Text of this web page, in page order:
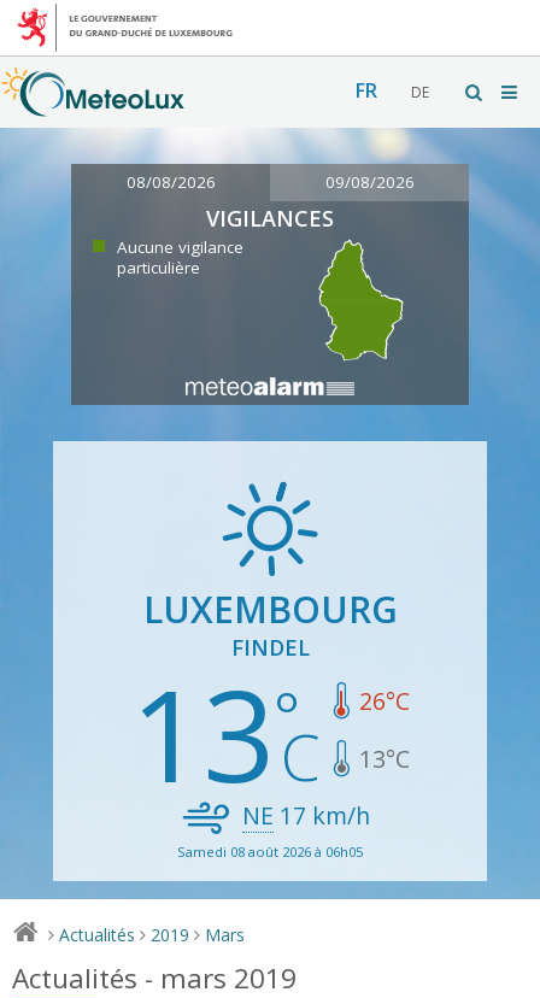
FR DE
08/08/2026 09/08/2026
VIGILANCES
Aucune vigilance
particulière
LUXEMBOURG
FINDEL
13 26°C
13°C
NE 17 km/h
Samedi 08 août 2026 à 06h05
> Actualités > 2019 > Mars
Actualités - mars 2019